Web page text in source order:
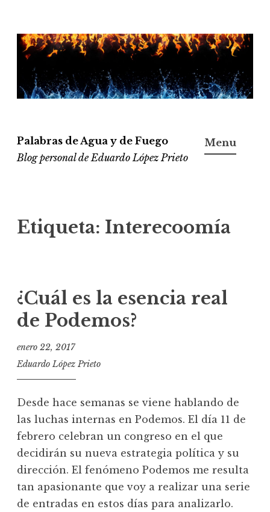
Ir
al
contenido
Palabras de Agua y de Fuego
Blog personal de Eduardo López Prieto
Menu
Etiqueta: Interecoomía
¿Cuál es la esencia real
de Podemos?
enero 22, 2017
Eduardo López Prieto
Desde hace semanas se viene hablando de
las luchas internas en Podemos. El día 11 de
febrero celebran un congreso en el que
decidirán su nueva estrategia política y su
dirección. El fenómeno Podemos me resulta
tan apasionante que voy a realizar una serie
de entradas en estos días para analizarlo.